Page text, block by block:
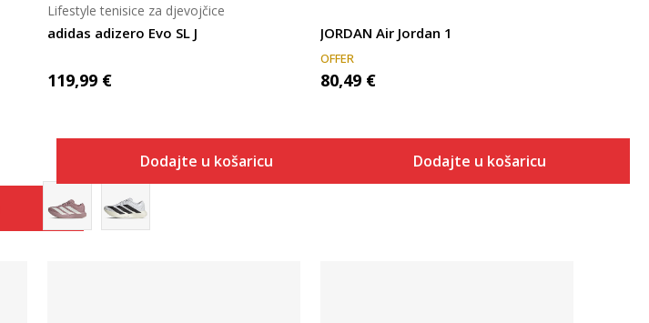
adidas adizero Evo SL J
Lifestyle tenisice za djevojčice
119,99 €
Dodajte u košaricu
JORDAN Air Jordan 1
OFFER
80,49 €
Dodajte u košaricu